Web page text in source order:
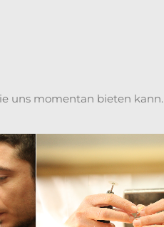
uns momentan bieten kann.